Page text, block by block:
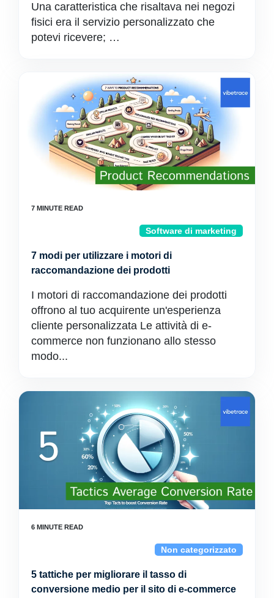
Una caratteristica che risaltava nei negozi
fisici era il servizio personalizzato che
potevi ricevere; …
Software di marketing
7 modi per utilizzare i motori di
raccomandazione dei prodotti
I motori di raccomandazione dei prodotti
offrono al tuo acquirente un'esperienza
cliente personalizzata Le attività di e-
commerce non funzionano allo stesso
modo...
Non categorizzato
5 tattiche per migliorare il tasso di
conversione medio per il sito di e-commerce